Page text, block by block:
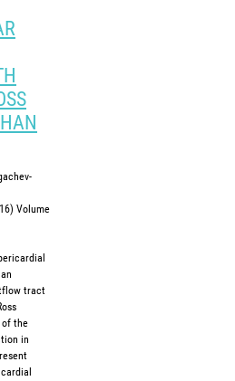
Volume
tract
of the
in